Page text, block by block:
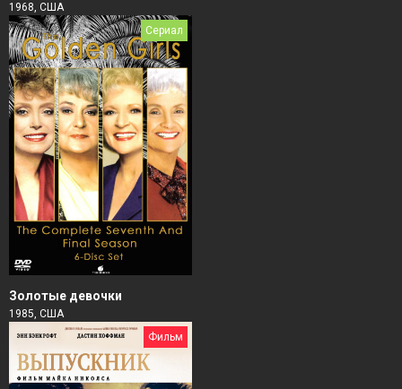
1968, США
Сериал
Золотые девочки
1985, США
Фильм